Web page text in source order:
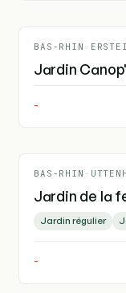
BAS-RHIN -
Jardin
-
BAS-RHIN -
Jardin de la
Jardin régulier
-